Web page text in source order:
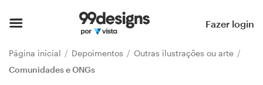
Fazer login
Página inicial Depoimentos
Outras ilustrações ou arte
Comunidades e ONGs
Página inicial
Pesquisar categorias